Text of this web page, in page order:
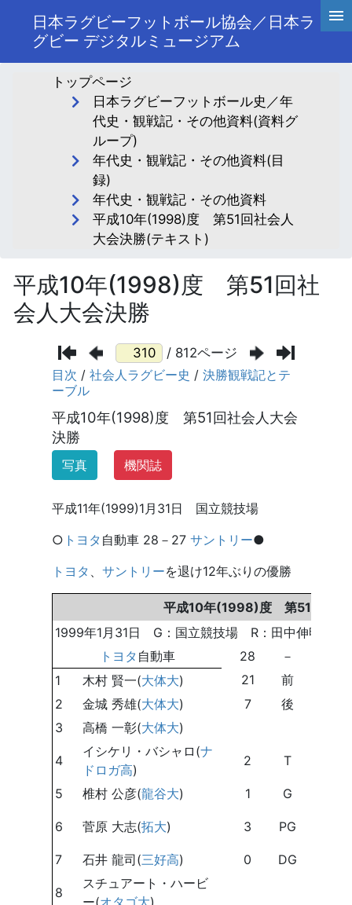
日本ラグビーフットボール協会／日本ラ
グビー デジタルミュージアム
トップページ
日本ラグビーフットボール史／年
代史・観戦記・その他資料(資料グ
ループ)
年代史・観戦記・その他資料(目
録)
年代史・観戦記・その他資料
平成10年(1998)度 第51回社会人
大会決勝(テキスト)
平成10年(1998)度 第51回社
会人大会決勝
/ 812ページ